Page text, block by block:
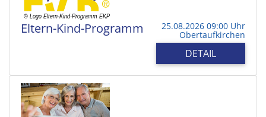
Eltern-Kind-Programm 25.08.2026 09:00 Uhr
Obertaufkirchen
DETAIL